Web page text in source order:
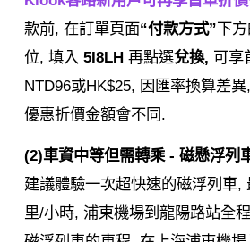
款前, 在訂單頁面“付款方式”下
位, 填入 5I8LH再點選兌換, 可享
NTD96或HK$25, 因匯率換算差
優惠折價金額會不同.
(2)車資中等但需轉乘 - 磁懸浮列
建議體驗一次超快速的磁浮列車,
里/小時, 浦東機場到龍陽路站全